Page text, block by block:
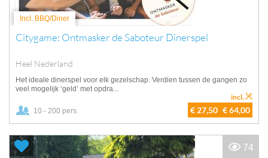
Incl. BBQ/Diner
Citygame: Ontmasker de Saboteur Dinerspel
Heel Nederland
Het ideale dinerspel voor elk gezelschap. Verdien tussen de gangen zo
veel mogelijk ‘geld’ met opdra...
10 - 200 pers. € 27,50 € 64,00
incl.
74